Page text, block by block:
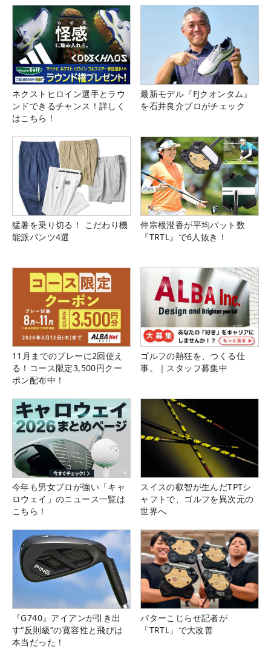
ネクストヒロイン選手とラウ
ンドできるチャンス！詳しく
はこちら！
最新モデル『FJクオンタム』
を石井良介プロがチェック
猛暑を乗り切る！ こだわり機
能派パンツ4選
仲宗根澄香が平均パット数
『TRTL』で6人抜き！
11月までのプレーに2回使え
る！コース限定3,500円クー
ポン配布中！
ゴルフの熱狂を、つくる仕
事。｜スタッフ募集中
今年も男女プロが強い「キャ
ロウェイ」のニュース一覧は
こちら！
スイスの叡智が生んだTPTシ
ャフトで、ゴルフを異次元の
世界へ
『G740』アイアンが引き出
す“反則級”の寛容性と飛びは
本当だった！
パターこじらせ記者が
「TRTL」で大改善